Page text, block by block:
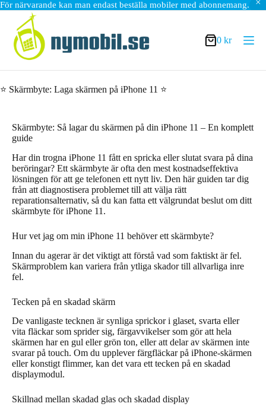
För närvarande kan man endast beställa mobiler med abonnemang.
innehåll
Varukorg
0 kr
⭐ Skärmbyte: Laga skärmen på iPhone 11 ⭐
Skärmbyte: Så lagar du skärmen på din iPhone 11 – En komplett
guide
Har din trogna iPhone 11 fått en spricka eller slutat svara på dina
beröringar? Ett skärmbyte är ofta den mest kostnadseffektiva
lösningen för att ge telefonen ett nytt liv. Den här guiden tar dig
från att diagnostisera problemet till att välja rätt
reparationsalternativ, så du kan fatta ett välgrundat beslut om ditt
skärmbyte för iPhone 11.
Hur vet jag om min iPhone 11 behöver ett skärmbyte?
Innan du agerar är det viktigt att förstå vad som faktiskt är fel.
Skärmproblem kan variera från ytliga skador till allvarliga inre
fel.
Tecken på en skadad skärm
De vanligaste tecknen är synliga sprickor i glaset, svarta eller
vita fläckar som sprider sig, färgavvikelser som gör att hela
skärmen har en gul eller grön ton, eller att delar av skärmen inte
svarar på touch. Om du upplever färgfläckar på iPhone-skärmen
eller konstigt flimmer, kan det vara ett tecken på en skadad
displaymodul.
Skillnad mellan skadad glas och skadad display